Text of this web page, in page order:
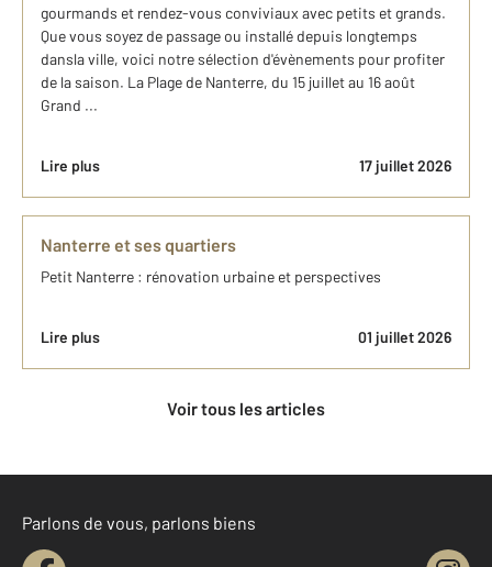
gourmands et rendez-vous conviviaux avec petits et grands.
Que vous soyez de passage ou installé depuis longtemps
dansla ville, voici notre sélection d'évènements pour profiter
de la saison. La Plage de Nanterre, du 15 juillet au 16 août
Grand ...
Lire plus 17 juillet 2026
Nanterre et ses quartiers
Petit Nanterre : rénovation urbaine et perspectives
Lire plus 01 juillet 2026
Voir tous les articles
Parlons de vous, parlons biens